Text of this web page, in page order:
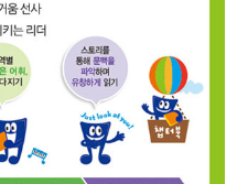
조이 카울리 상’을 만들어 매년